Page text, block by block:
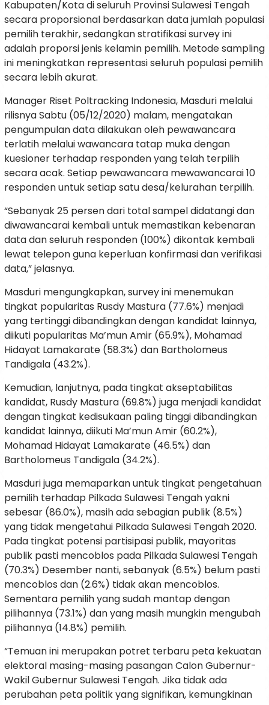
Kabupaten/Kota di seluruh Provinsi Sulawesi Tengah
secara proporsional berdasarkan data jumlah populasi
pemilih terakhir, sedangkan stratifikasi survey ini
adalah proporsi jenis kelamin pemilih. Metode sampling
ini meningkatkan representasi seluruh populasi pemilih
secara lebih akurat.
Manager Riset Poltracking Indonesia, Masduri melalui
rilisnya Sabtu (05/12/2020) malam, mengatakan
pengumpulan data dilakukan oleh pewawancara
terlatih melalui wawancara tatap muka dengan
kuesioner terhadap responden yang telah terpilih
secara acak. Setiap pewawancara mewawancarai 10
responden untuk setiap satu desa/kelurahan terpilih.
“Sebanyak 25 persen dari total sampel didatangi dan
diwawancarai kembali untuk memastikan kebenaran
data dan seluruh responden (100%) dikontak kembali
lewat telepon guna keperluan konfirmasi dan verifikasi
data,” jelasnya.
Masduri mengungkapkan, survey ini menemukan
tingkat popularitas Rusdy Mastura (77.6%) menjadi
yang tertinggi dibandingkan dengan kandidat lainnya,
diikuti popularitas Ma’mun Amir (65.9%), Mohamad
Hidayat Lamakarate (58.3%) dan Bartholomeus
Tandigala (43.2%).
Kemudian, lanjutnya, pada tingkat akseptabilitas
kandidat, Rusdy Mastura (69.8%) juga menjadi kandidat
dengan tingkat kedisukaan paling tinggi dibandingkan
kandidat lainnya, diikuti Ma’mun Amir (60.2%),
Mohamad Hidayat Lamakarate (46.5%) dan
Bartholomeus Tandigala (34.2%).
Masduri juga memaparkan untuk tingkat pengetahuan
pemilih terhadap Pilkada Sulawesi Tengah yakni
sebesar (86.0%), masih ada sebagian publik (8.5%)
yang tidak mengetahui Pilkada Sulawesi Tengah 2020.
Pada tingkat potensi partisipasi publik, mayoritas
publik pasti mencoblos pada Pilkada Sulawesi Tengah
(70.3%) Desember nanti, sebanyak (6.5%) belum pasti
mencoblos dan (2.6%) tidak akan mencoblos.
Sementara pemilih yang sudah mantap dengan
pilihannya (73.1%) dan yang masih mungkin mengubah
pilihannya (14.8%) pemilih.
“Temuan ini merupakan potret terbaru peta kekuatan
elektoral masing-masing pasangan Calon Gubernur-
Wakil Gubernur Sulawesi Tengah. Jika tidak ada
perubahan peta politik yang signifikan, kemungkinan